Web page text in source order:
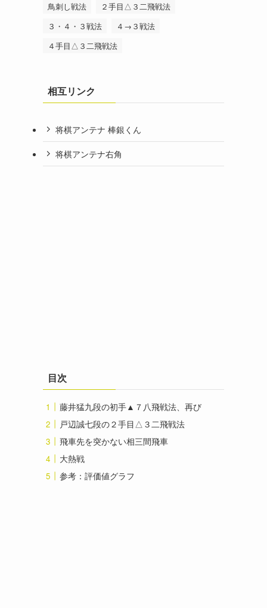
鳥刺し戦法
２手目△３二飛戦法
３・４・３戦法
４→３戦法
４手目△３二飛戦法
相互リンク
将棋アンテナ 棒銀くん
将棋アンテナ右角
目次
藤井猛九段の初手▲７八飛戦法、再び
戸辺誠七段の２手目△３二飛戦法
飛車先を突かない相三間飛車
大熱戦
参考：評価値グラフ